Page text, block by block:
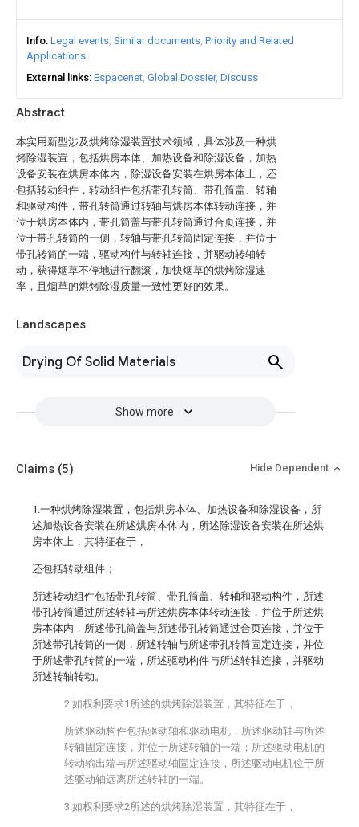
Abstract
本实用新型涉及烘烤除湿装置技术领域，具体涉及一种烘
烤除湿装置，包括烘房本体、加热设备和除湿设备，加热
设备安装在烘房本体内，除湿设备安装在烘房本体上，还
包括转动组件，转动组件包括带孔转筒、带孔筒盖、转轴
和驱动构件，带孔转筒通过转轴与烘房本体转动连接，并
位于烘房本体内，带孔筒盖与带孔转筒通过合页连接，并
位于带孔转筒的一侧，转轴与带孔转筒固定连接，并位于
带孔转筒的一端，驱动构件与转轴连接，并驱动转轴转
动，获得烟草不停地进行翻滚，加快烟草的烘烤除湿速
率，且烟草的烘烤除湿质量一致性更好的效果。
Landscapes
Drying Of Solid Materials
Show more
Info Legal events Similar documents Priority and Related
Applications
External links Espacenet Global Dossier Discuss
Claims (5) Hide Dependent
1.一种烘烤除湿装置，包括烘房本体、加热设备和除湿设备，所
述加热设备安装在所述烘房本体内，所述除湿设备安装在所述烘
房本体上，其特征在于，
还包括转动组件；
所述转动组件包括带孔转筒、带孔筒盖、转轴和驱动构件，所述
带孔转筒通过所述转轴与所述烘房本体转动连接，并位于所述烘
房本体内，所述带孔筒盖与所述带孔转筒通过合页连接，并位于
所述带孔转筒的一侧，所述转轴与所述带孔转筒固定连接，并位
于所述带孔转筒的一端，所述驱动构件与所述转轴连接，并驱动
所述转轴转动。
2.如权利要求1所述的烘烤除湿装置，其特征在于，
所述驱动构件包括驱动轴和驱动电机，所述驱动轴与所述
转轴固定连接，并位于所述转轴的一端；所述驱动电机的
转动输出端与所述驱动轴固定连接，所述驱动电机位于所
述驱动轴远离所述转轴的一端。
3.如权利要求2所述的烘烤除湿装置，其特征在于，